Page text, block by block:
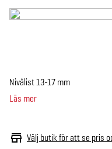
Välj butik för att se pris
Nivålist 13-17 mm
Läs mer